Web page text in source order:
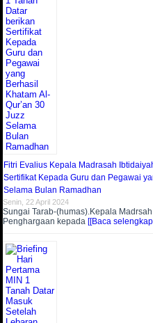
Fitri Evalius Kepala Madrasah
Sertifikat Kepada Guru dan Pegawai
Selama Bulan Ramadhan
Senin, 22 April 2024
Sungai Tarab-(humas).Kepala
Penghargaan kepada[[Baca